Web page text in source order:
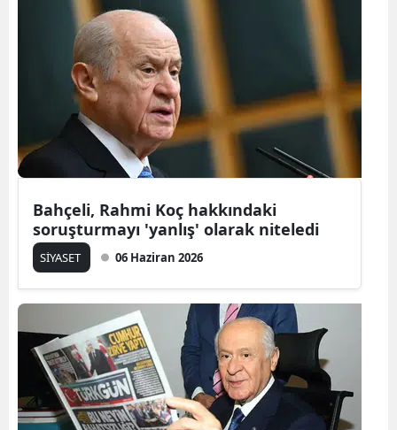
Bahçeli, Rahmi Koç hakkındaki
soruşturmayı 'yanlış' olarak niteledi
SİYASET 06 Haziran 2026